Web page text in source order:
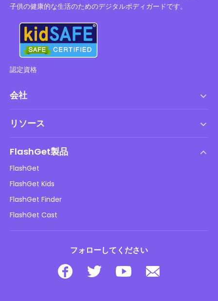
子供の健康的な生活のためのデジタルボディガードです。
認定資格
会社
DMCAポリシー
プライバシーポリシー
広告ポリシー
私の情報を販売しないでください
リソース
ブログ
子供のオンラインの安全性
ダウンロード
FlashGet製品
FlashGet
FlashGet Kids
FlashGet Finder
FlashGet Cast
フォローしてください